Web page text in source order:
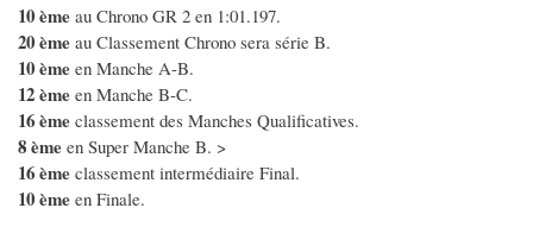
10 ème au Chrono GR 2 en 1:01.197.
20 ème au Classement Chrono sera série B.
10 ème en Manche A-B.
12 ème en Manche B-C.
16 ème classement des Manches Qualificatives.
8 ème en Super Manche B. >
16 ème classement intermédiaire Final.
10 ème en Finale.